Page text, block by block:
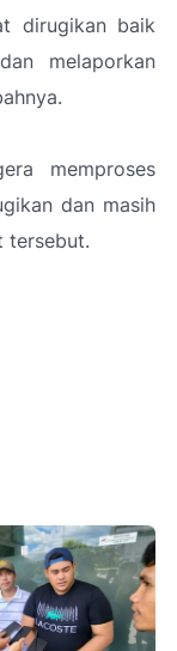
dirugikan baik
melaporkan
memproses
dan masih
tersebut.